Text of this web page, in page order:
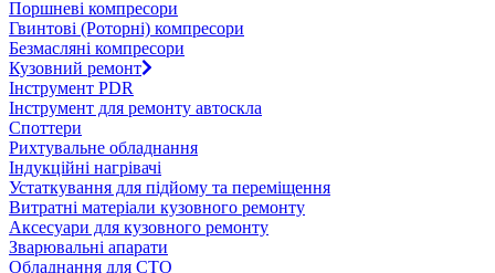
Поршневі компресори
Гвинтові (Роторні) компресори
Безмасляні компресори
Кузовний ремонт
Інструмент PDR
Інструмент для ремонту автоскла
Споттери
Рихтувальне обладнання
Індукційні нагрівачі
Устаткування для підйому та переміщення
Витратні матеріали кузовного ремонту
Аксесуари для кузовного ремонту
Зварювальні апарати
Обладнання для СТО